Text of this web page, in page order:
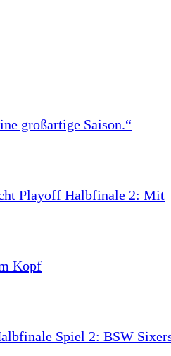
großartige Saison.“
Playoff Halbfinale 2: Mit
Kopf
Spiel 2: BSW